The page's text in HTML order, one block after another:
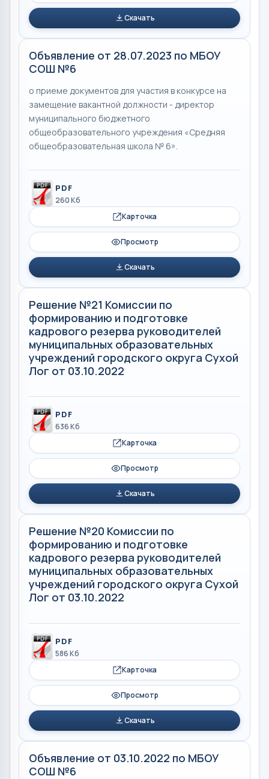
Скачать
Объявление от 28.07.2023 по МБОУ
СОШ №6
о приеме документов для участия в конкурсе на
замещение вакантной должности - директор
муниципального бюджетного
общеобразовательного учреждения «Средняя
общеобразовательная школа № 6».
PDF
260 Кб
Карточка
Просмотр
Скачать
Решение №21 Комиссии по
формированию и подготовке
кадрового резерва руководителей
муниципальных образовательных
учреждений городского округа Сухой
Лог от 03.10.2022
PDF
636 Кб
Карточка
Просмотр
Скачать
Решение №20 Комиссии по
формированию и подготовке
кадрового резерва руководителей
муниципальных образовательных
учреждений городского округа Сухой
Лог от 03.10.2022
PDF
586 Кб
Карточка
Просмотр
Скачать
Объявление от 03.10.2022 по МБОУ
СОШ №6